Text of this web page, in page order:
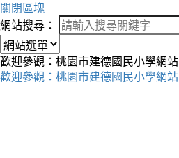
關閉區塊
網站搜尋：
歡迎參觀：桃園市建德國民小學網站
歡迎參觀：桃園市建德國民小學網站